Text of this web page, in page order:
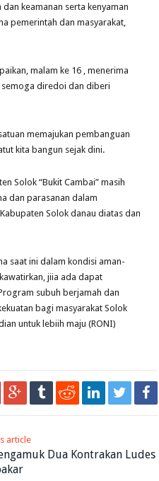
keamanan serta kenyaman
pemerintah dan masyarakat,
malam ke 16 , menerima
semoga diredoi dan diberi
memajukan pembanguan
kita bangun sejak dini.
Solok “Bukit Cambai” masih
dan parasanan dalam
Solok danau diatas dan
saat ini dalam kondisi aman-
jiia ada dapat
subuh berjamah dan
bagi masyarakat Solok
untuk lebiih maju (RONI)
article
Dua Kontrakan Ludes